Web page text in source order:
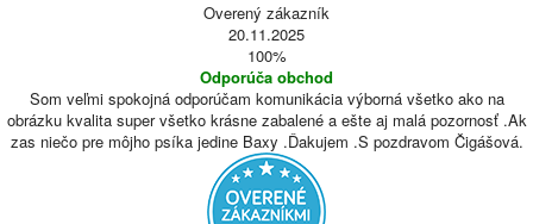
Overený zákazník
20.11.2025
100%
Odporúča obchod
Som veľmi spokojná odporúčam komunikácia výborná všetko ako na
obrázku kvalita super všetko krásne zabalené a ešte aj malá pozornosť .Ak
zas niečo pre môjho psíka jedine Baxy .Ďakujem .S pozdravom Čigášová.